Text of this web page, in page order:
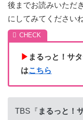
後までお読みいただ
にしてみてください
▶ まるっと！サ
はこちら
TBS『 まるっと！